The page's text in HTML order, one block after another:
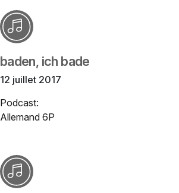
baden, ich bade
12 juillet 2017
Podcast:
Allemand 6P